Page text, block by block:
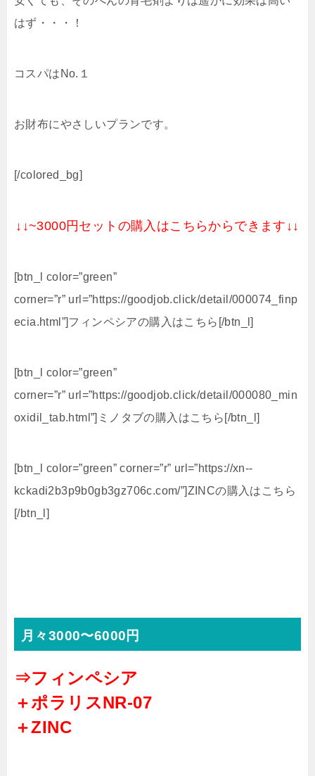
はず・・・！
コスパはNo.１
お財布にやさしいプランです。
[/colored_bg]
↓↓~3000円セットの購入はこちらからできます↓↓
[btn_l color=”green”
corner=”r” url=”https://goodjob.click/detail/000074_finp
ecia.html”]フィンペシアの購入はこちら[/btn_l]
[btn_l color=”green”
corner=”r” url=”https://goodjob.click/detail/000080_min
oxidil_tab.html”]ミノタブの購入はこちら[/btn_l]
[btn_l color=”green” corner=”r” url=”https://xn--
kckadi2b3p9b0gb3gz706c.com/”]ZINCの購入はこちら
[/btn_l]
月々3000〜6000円
⇒フィンペシア
＋ポラリスNR-07
＋ZINC